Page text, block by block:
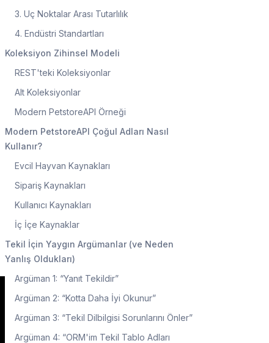
3. Uç Noktalar Arası Tutarlılık
4. Endüstri Standartları
Koleksiyon Zihinsel Modeli
REST'teki Koleksiyonlar
Alt Koleksiyonlar
Modern PetstoreAPI Örneği
Modern PetstoreAPI Çoğul Adları Nasıl
Kullanır?
Evcil Hayvan Kaynakları
Sipariş Kaynakları
Kullanıcı Kaynakları
İç İçe Kaynaklar
Tekil İçin Yaygın Argümanlar (ve Neden
Yanlış Oldukları)
Argüman 1: “Yanıt Tekildir”
Argüman 2: “Kotta Daha İyi Okunur”
Argüman 3: “Tekil Dilbilgisi Sorunlarını Önler”
Argüman 4: “ORM'im Tekil Tablo Adları